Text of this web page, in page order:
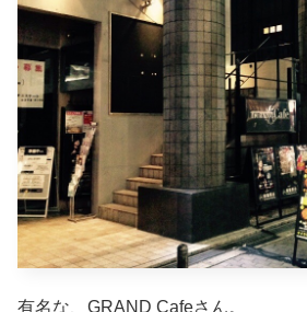
有名な、GRAND Cafeさん。